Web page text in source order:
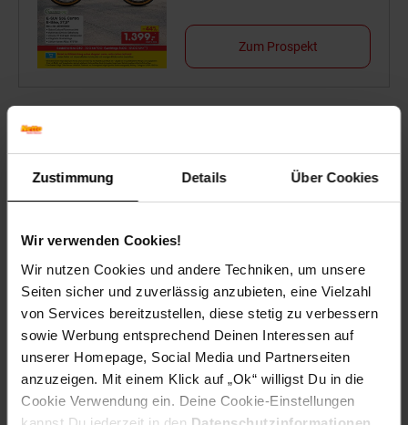
Zustimmung Details Über Cookies
Wir verwenden Cookies!
Wir nutzen Cookies und andere Techniken, um unsere
Seiten sicher und zuverlässig anzubieten, eine Vielzahl
von Services bereitzustellen, diese stetig zu verbessern
sowie Werbung entsprechend Deinen Interessen auf
unserer Homepage, Social Media und Partnerseiten
anzuzeigen. Mit einem Klick auf „Ok“ willigst Du in die
Cookie Verwendung ein. Deine Cookie-Einstellungen
Zum Prospekt
Jetzt Reise buchen
Zum Prospekt
Filialen in der Nähe